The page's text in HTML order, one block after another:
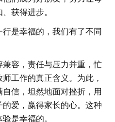
获得进步。
是幸福的，我们有了不同
容，责任与压力并重，忙
工作的真正含义。为此，
信，坦然地面对挫折，用
爱，赢得家长的心。这种
是幸福的。